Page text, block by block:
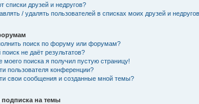
списки друзей и недругов?
/ удалять пользователей в списках моих друзей и
поиск по форуму или форумам?
не даёт результатов?
моего поиска я получил пустую страницу!
пользователя конференции?
свои сообщения и созданные мной темы?
подписка на темы